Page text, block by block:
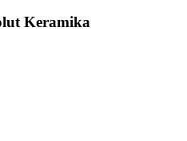
Keramika